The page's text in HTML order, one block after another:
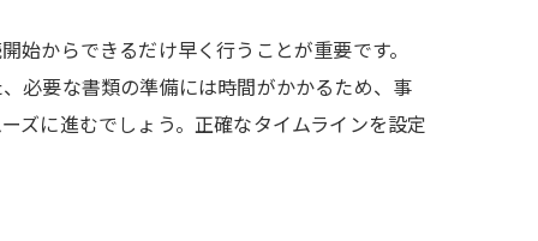
始からできるだけ早く行うことが重要です。
必要な書類の準備には時間がかかるため、事
ズに進むでしょう。正確なタイムラインを設定